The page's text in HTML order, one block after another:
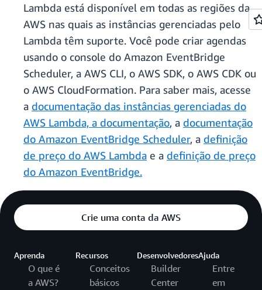
Lambda está disponível em todas as regiões da
AWS nas quais as instâncias gerenciadas pelo
Lambda têm suporte. Você pode criar agendas
usando o console do Amazon EventBridge
Scheduler, a AWS CLI, o AWS SDK, o AWS CDK ou
o AWS CloudFormation. Para saber mais, acesse
a documentação das instâncias gerenciadas do
AWS Lambda, a documentação, a documentação
do Amazon EventBridge Scheduler, a definição
de preço do AWS Lambda e a definição de preço
do Amazon EventBridge.
Crie uma conta da AWS
Aprenda
O que é
a AWS?
Recursos
Conceitos
básicos
Desenvolvedores
Builder
Center
Ajuda
Entre
em